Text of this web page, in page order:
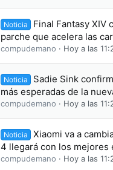
Noticia
Final Fantasy XIV
parche que acelera las
compudemano Hoy a las
Noticia
Sadie Sink
más esperadas de la
compudemano Hoy a las
Noticia
Xiaomi va a
4 llegará con los mejores
compudemano Hoy a las